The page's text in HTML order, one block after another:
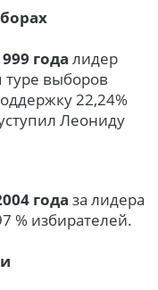
года лидер
выборов
22,24%
Леониду
года за лидера
% избирателей.